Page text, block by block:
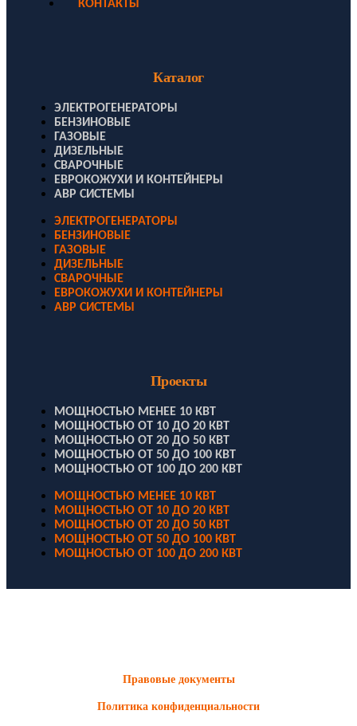
КОНТАКТЫ
Каталог
ЭЛЕКТРОГЕНЕРАТОРЫ
БЕНЗИНОВЫЕ
ГАЗОВЫЕ
ДИЗЕЛЬНЫЕ
СВАРОЧНЫЕ
ЕВРОКОЖУХИ И КОНТЕЙНЕРЫ
АВР СИСТЕМЫ
ЭЛЕКТРОГЕНЕРАТОРЫ
БЕНЗИНОВЫЕ
ГАЗОВЫЕ
ДИЗЕЛЬНЫЕ
СВАРОЧНЫЕ
ЕВРОКОЖУХИ И КОНТЕЙНЕРЫ
АВР СИСТЕМЫ
Проекты
МОЩНОСТЬЮ МЕНЕЕ 10 КВТ
МОЩНОСТЬЮ ОТ 10 ДО 20 КВТ
МОЩНОСТЬЮ ОТ 20 ДО 50 КВТ
МОЩНОСТЬЮ ОТ 50 ДО 100 КВТ
МОЩНОСТЬЮ ОТ 100 ДО 200 КВТ
МОЩНОСТЬЮ МЕНЕЕ 10 КВТ
МОЩНОСТЬЮ ОТ 10 ДО 20 КВТ
МОЩНОСТЬЮ ОТ 20 ДО 50 КВТ
МОЩНОСТЬЮ ОТ 50 ДО 100 КВТ
МОЩНОСТЬЮ ОТ 100 ДО 200 КВТ
Правовые документы
Политика конфиденциальности